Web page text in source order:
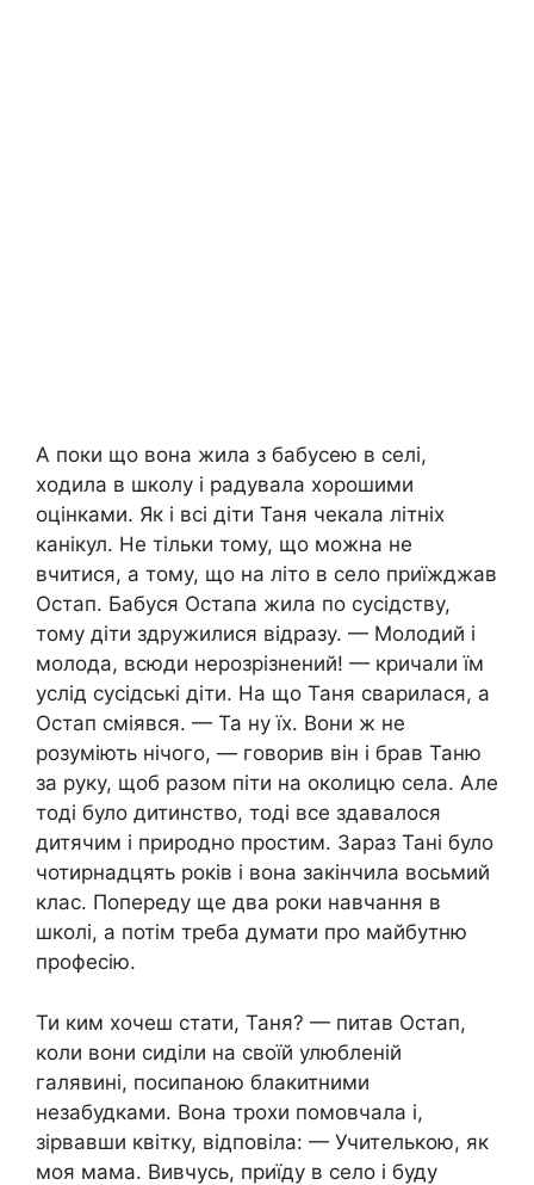
А поки що вона жила з бабусею в селі,
ходила в школу і радувала хорошими
оцінками. Як і всі діти Таня чекала літніх
канікул. Не тільки тому, що можна не
вчитися, а тому, що на літо в село приїжджав
Остап. Бабуся Остапа жила по сусідству,
тому діти здружилися відразу. — Молодий і
молода, всюди нерозрізнений! — кричали їм
услід сусідські діти. На що Таня сварилася, а
Остап сміявся. — Та ну їх. Вони ж не
розуміють нічого, — говорив він і брав Таню
за руку, щоб разом піти на околицю села. Але
тоді було дитинство, тоді все здавалося
дитячим і природно простим. Зараз Тані було
чотирнадцять років і вона закінчила восьмий
клас. Попереду ще два роки навчання в
школі, а потім треба думати про майбутню
професію.
Ти ким хочеш стати, Таня? — питав Остап,
коли вони сиділи на своїй улюбленій
галявині, посипаною блакитними
незабудками. Вона трохи помовчала і,
зірвавши квітку, відповіла: — Учителькою, як
моя мама. Вивчусь, приїду в село і буду